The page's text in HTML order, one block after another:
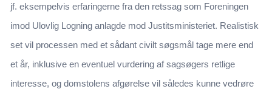
jf. eksempelvis erfaringerne fra den retssag som Foreningen
imod Ulovlig Logning anlagde mod Justitsministeriet. Realistisk
set vil processen med et sådant civilt søgsmål tage mere end
et år, inklusive en eventuel vurdering af sagsøgers retlige
interesse, og domstolens afgørelse vil således kunne vedrøre